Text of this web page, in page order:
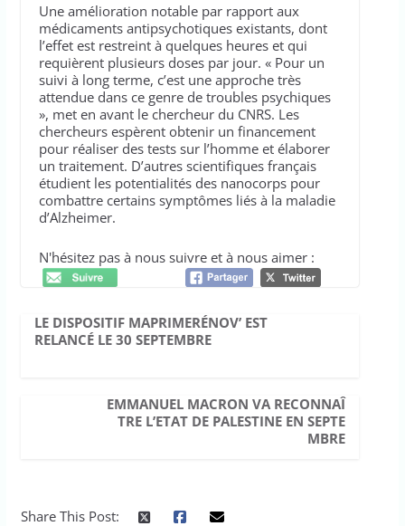
Une amélioration notable par rapport aux
médicaments antipsychotiques existants, dont
l’effet est restreint à quelques heures et qui
requièrent plusieurs doses par jour. « Pour un
suivi à long terme, c’est une approche très
attendue dans ce genre de troubles psychiques
», met en avant le chercheur du CNRS. Les
chercheurs espèrent obtenir un financement
pour réaliser des tests sur l’homme et élaborer
un traitement. D’autres scientifiques français
étudient les potentialités des nanocorps pour
combattre certains symptômes liés à la maladie
d’Alzheimer.
N'hésitez pas à nous suivre et à nous aimer :
LE DISPOSITIF MAPRIMERÉNOV’ EST
RELANCÉ LE 30 SEPTEMBRE
EMMANUEL MACRON VA RECONNAÎ
TRE L’ETAT DE PALESTINE EN SEPTE
MBRE
Share This Post: